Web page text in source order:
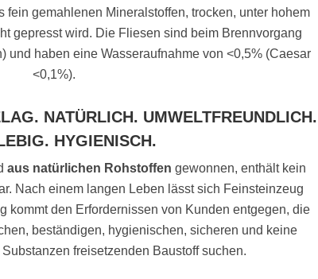
fein gemahlenen Mineralstoffen, trocken, unter hohem
gepresst wird. Die Fliesen sind beim Brennvorgang
und haben eine Wasseraufnahme von <0,5% (Caesar
<0,1%).
NATÜRLICH. UMWELTFREUNDLICH.
HYGIENISCH.
aus natürlichen Rohstoffen gewonnen, enthält kein
Nach einem langen Leben lässt sich Feinsteinzeug
kommt den Erfordernissen von Kunden entgegen, die
beständigen, hygienischen, sicheren und keine
freisetzenden Baustoff suchen.